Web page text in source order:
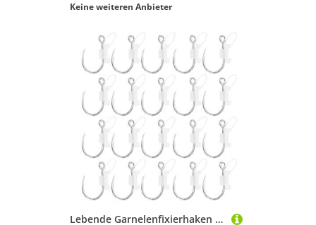
Keine weiteren Anbieter
Lebende Garnelenfixierhaken Huminous Wanderer Welgfische Fischen Korrosions Widerstand